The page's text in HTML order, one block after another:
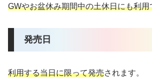
GWやお盆休み期間中の土休日にも利用
発売日
利用する当日に限って発売されます。